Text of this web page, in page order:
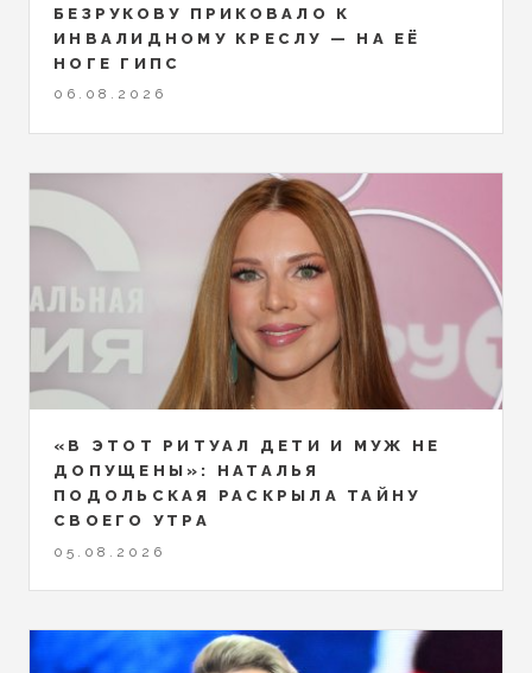
БЕЗРУКОВУ ПРИКОВАЛО К
ИНВАЛИДНОМУ КРЕСЛУ — НА ЕЁ
НОГЕ ГИПС
06.08.2026
«В ЭТОТ РИТУАЛ ДЕТИ И МУЖ НЕ
ДОПУЩЕНЫ»: НАТАЛЬЯ
ПОДОЛЬСКАЯ РАСКРЫЛА ТАЙНУ
СВОЕГО УТРА
05.08.2026